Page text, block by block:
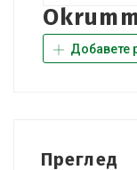
Добавете
Преглед